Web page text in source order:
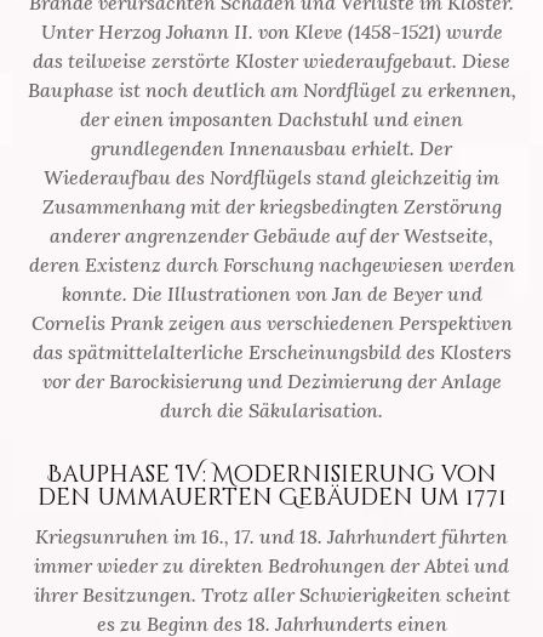
Unter Herzog Johann II. von Kleve (1458-1521) wurde
das teilweise zerstörte Kloster wiederaufgebaut. Diese
Bauphase ist noch deutlich am Nordflügel zu erkennen,
der einen imposanten Dachstuhl und einen
grundlegenden Innenausbau erhielt. Der
Wiederaufbau des Nordflügels stand gleichzeitig im
Zusammenhang mit der kriegsbedingten Zerstörung
anderer angrenzender Gebäude auf der Westseite,
deren Existenz durch Forschung nachgewiesen werden
konnte. Die Illustrationen von Jan de Beyer und
Cornelis Prank zeigen aus verschiedenen Perspektiven
das spätmittelalterliche Erscheinungsbild des Klosters
vor der Barockisierung und Dezimierung der Anlage
durch die Säkularisation.
Bauphase IV: Modernisierung von
den ummauerten Gebäuden um 1771
Kriegsunruhen im 16., 17. und 18. Jahrhundert führten
immer wieder zu direkten Bedrohungen der Abtei und
ihrer Besitzungen. Trotz aller Schwierigkeiten scheint
es zu Beginn des 18. Jahrhunderts einen